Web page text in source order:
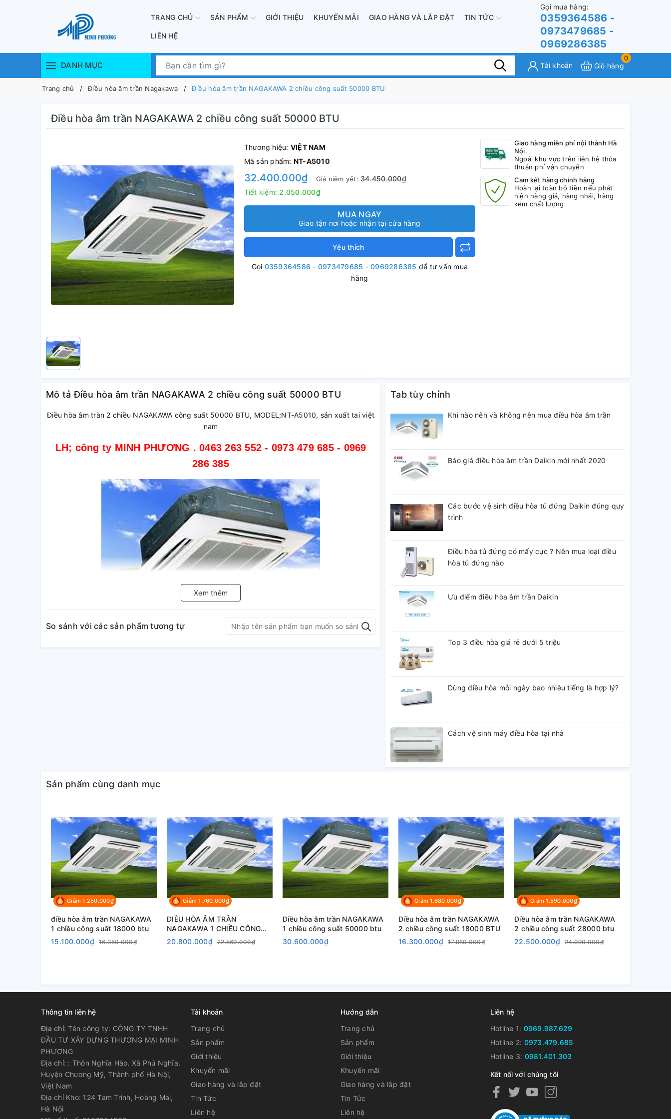
TRANG CHỦ SẢN PHẨM GIỚI THIỆU KHUYẾN MÃI GIAO HÀNG VÀ LẮP ĐẶT TIN TỨC
LIÊN HỆ
Gọi mua hàng:
0359364586 -
0973479685 -
0969286385
DANH MỤC Tài khoản
0
Giỏ hàng
Trang chủ Điều hòa âm trần Nagakawa Điều hòa âm trần NAGAKAWA 2 chiều công suất 50000 BTU
Điều hòa âm trần NAGAKAWA 2 chiều công suất 50000 BTU
Thương hiệu: VIỆT NAM
Mã sản phẩm: NT-A5010
32.400.000₫ Giá niêm yết:34.450.000₫
Tiết kiệm: 2.050.000₫
MUA NGAY
Giao tận nơi hoặc nhận tại cửa hàng
Yêu thích
Gọi 0359364586 - 0973479685 - 0969286385 để tư vấn mua
hàng
Giao hàng miễn phí nội thành Hà
Nội.
Ngoài khu vực trên liên hệ thỏa
thuận phí vận chuyển
Cam kết hàng chính hãng
Hoàn lại toàn bộ tiền nếu phát
hiện hàng giả, hàng nhái, hàng
kém chất lượng
Mô tả Điều hòa âm trần NAGAKAWA 2 chiều công suất 50000 BTU
Điều hòa âm tràn 2 chiều NAGAKAWA công suất 50000 BTU, MODEL;NT-A5010, sản xuất tai việt
nam
LH; công ty MINH PHƯƠNG . 0463 263 552 - 0973 479 685 - 0969
286 385
Xem thêm
So sánh với các sản phẩm tương tự
Tab tùy chỉnh
Khi nào nên và không nên mua điều hòa âm trần
Báo giá điều hòa âm trần Daikin mới nhất 2020
Các bước vệ sinh điều hòa tủ đứng Daikin đúng quy
trình
Điều hòa tủ đứng có mấy cục ? Nên mua loại điều
hòa tủ đứng nào
Ưu điểm điều hòa âm trần Daikin
Top 3 điều hòa giá rẻ dưới 5 triệu
Dùng điều hòa mỗi ngày bao nhiêu tiếng là hợp lý?
Cách vệ sinh máy điều hòa tại nhà
Sản phẩm cùng danh mục
Giảm 1.250.000₫
điều hòa âm trần NAGAKAWA
1 chiều công suất 18000 btu
15.100.000₫
16.350.000₫
Giảm 1.760.000₫
ĐIỀU HÒA ÂM TRẦN
NAGAKAWA 1 CHIỀU CÔNG
SUẤT 28000 BTU
20.800.000₫ 22.560.000₫
Điều hòa âm trần NAGAKAWA
1 chiều công suất 50000 btu
30.600.000₫
Giảm 1.680.000₫
Điều hòa âm trần NAGAKAWA
2 chiều công suất 18000 BTU
16.300.000₫
17.980.000₫
Giảm 1.590.000₫
Điều hòa âm trần NAGAKAWA
2 chiều công suất 28000 btu
22.500.000₫
24.090.000₫
Thông tin liên hệ
Địa chỉ:Tên công ty: CÔNG TY TNHH
ĐẦU TƯ XÂY DỰNG THƯƠNG MẠI MINH
PHƯƠNG
Địa chỉ: : Thôn Nghĩa Hào, Xã Phú Nghĩa,
Huyện Chương Mỹ, Thành phố Hà Nội,
Việt Nam
Địa chỉ Kho: 124 Tam Trinh, Hoàng Mai,
Hà Nội
Tài khoản
Trang chủ
Sản phẩm
Giới thiệu
Khuyến mãi
Giao hàng và lắp đặt
Tin Tức
Liên hệ
Hướng dẫn
Trang chủ
Sản phẩm
Giới thiệu
Khuyến mãi
Giao hàng và lắp đặt
Tin Tức
Liên hệ
Liên hệ
Hotline 1: 0969.987.629
Hotline 2: 0973.479.685
Hotline 3: 0981.401.303
Kết nối với chúng tôi